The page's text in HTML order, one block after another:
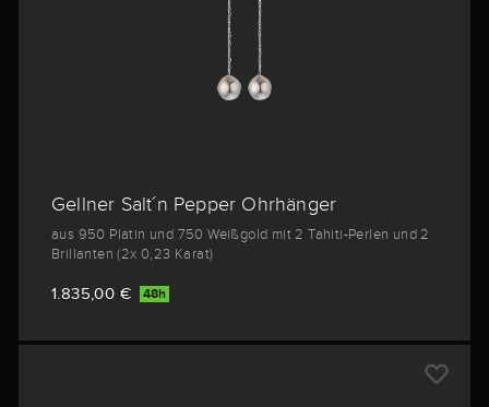
Gellner Salt´n Pepper Ohrhänger
aus 950 Platin und 750 Weißgold mit 2 Tahiti-Perlen und 2
Brillanten (2x 0,23 Karat)
1.835,00 € 48h